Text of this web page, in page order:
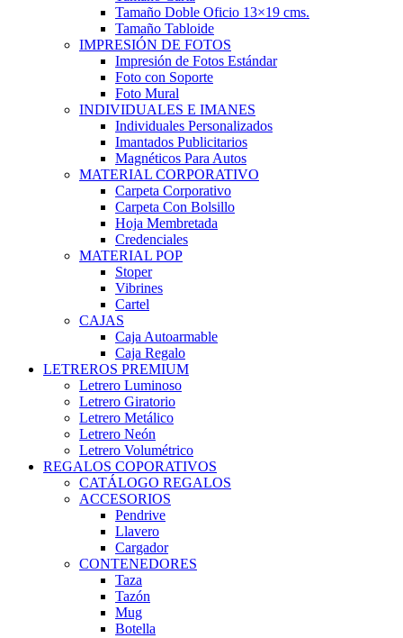
Tamaño Doble Oficio 13×19 cms.
Tamaño Tabloide
IMPRESIÓN DE FOTOS
Impresión de Fotos Estándar
Foto con Soporte
Foto Mural
INDIVIDUALES E IMANES
Individuales Personalizados
Imantados Publicitarios
Magnéticos Para Autos
MATERIAL CORPORATIVO
Carpeta Corporativo
Carpeta Con Bolsillo
Hoja Membretada
Credenciales
MATERIAL POP
Stoper
Vibrines
Cartel
CAJAS
Caja Autoarmable
Caja Regalo
LETREROS PREMIUM
Letrero Luminoso
Letrero Giratorio
Letrero Metálico
Letrero Neón
Letrero Volumétrico
REGALOS COPORATIVOS
CATÁLOGO REGALOS
ACCESORIOS
Pendrive
Llavero
Cargador
CONTENEDORES
Taza
Tazón
Mug
Botella